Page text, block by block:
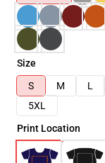
Size
S
M L
5XL
Print Location